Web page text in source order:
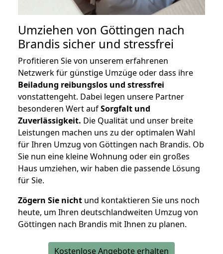
Umziehen von Göttingen nach
Brandis sicher und stressfrei
Profitieren Sie von unserem erfahrenen
Netzwerk für günstige Umzüge oder dass ihre
Beiladung reibungslos und stressfrei
vonstattengeht. Dabei legen unsere Partner
besonderen Wert aufSorgfalt und
Zuverlässigkeit. Die Qualität und unser breite
Leistungen machen uns zu der optimalen Wahl
für Ihren Umzug von Göttingen nach Brandis. Ob
Sie nun eine kleine Wohnung oder ein großes
Haus umziehen, wir haben die passende Lösung
für Sie.
Zögern Sie nicht und kontaktieren Sie uns noch
heute, um Ihren deutschlandweiten Umzug von
Göttingen nach Brandis mit Ihnen zu planen.
Kostenlose Angebote erhalten